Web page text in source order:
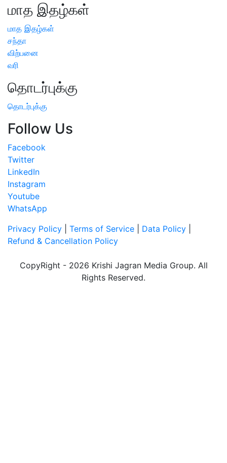
மாத இதழ்கள்
மாத இதழ்கள்
சந்தா
விற்பனை
வரி
தொடர்புக்கு
தொடர்புக்கு
Follow Us
Facebook
Twitter
LinkedIn
Instagram
Youtube
WhatsApp
Privacy Policy
Terms of Service Data Policy
Refund & Cancellation Policy
CopyRight - 2026 Krishi Jagran Media Group. All
Rights Reserved.